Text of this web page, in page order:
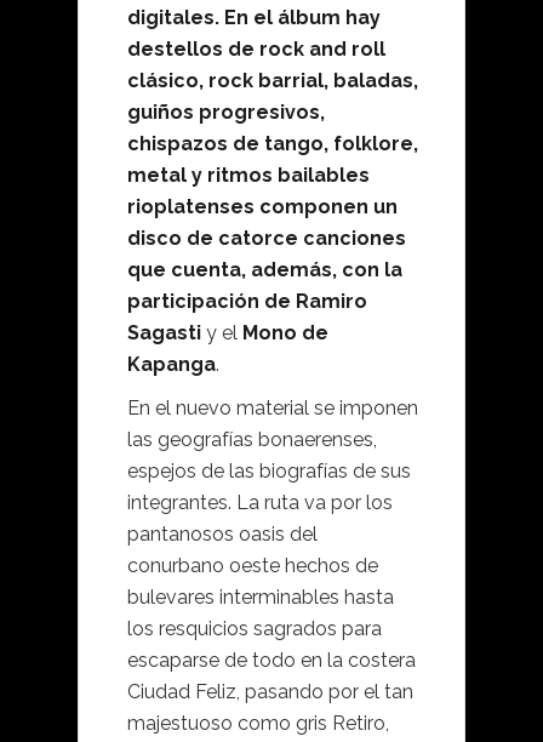
digitales. En el álbum hay
destellos de rock and roll
clásico, rock barrial, baladas,
guiños progresivos,
chispazos de tango, folklore,
metal y ritmos bailables
rioplatenses componen un
disco de catorce canciones
que cuenta, además, con la
participación de Ramiro
Sagasti y el Mono de
Kapanga.
En el nuevo material se imponen
las geografías bonaerenses,
espejos de las biografías de sus
integrantes. La ruta va por los
pantanosos oasis del
conurbano oeste hechos de
bulevares interminables hasta
los resquicios sagrados para
escaparse de todo en la costera
Ciudad Feliz, pasando por el tan
majestuoso como gris Retiro,